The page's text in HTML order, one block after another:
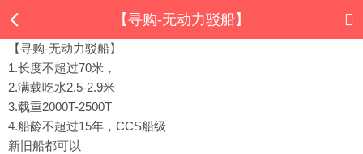
【寻购-无动力驳船】
【寻购-无动力驳船】
1.长度不超过70米，
2.满载吃水2.5-2.9米
3.载重2000T-2500T
4.船龄不超过15年，CCS船级
新旧船都可以